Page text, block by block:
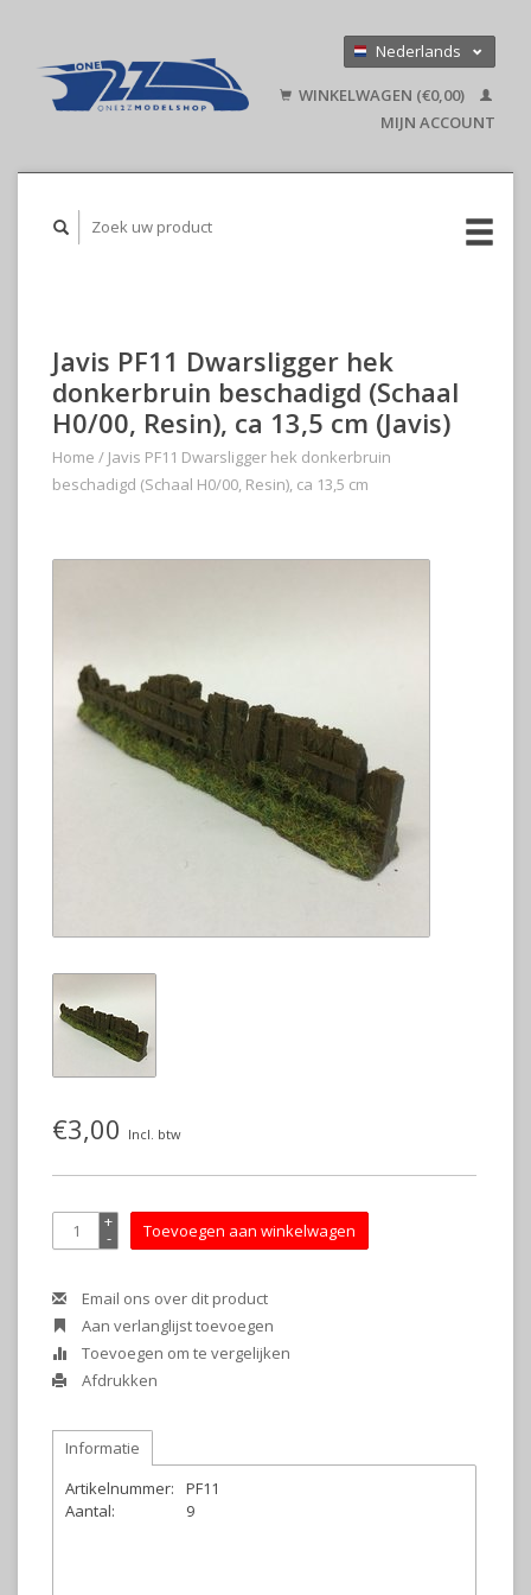
Nederlands
English
WINKELWAGEN (€0,00)
MIJN ACCOUNT
Javis PF11 Dwarsligger hek
donkerbruin beschadigd (Schaal
H0/00, Resin), ca 13,5 cm (Javis)
Home / Javis PF11 Dwarsligger hek donkerbruin
beschadigd (Schaal H0/00, Resin), ca 13,5 cm
€3,00 Incl. btw
+
- Toevoegen aan winkelwagen
Email ons over dit product
Aan verlanglijst toevoegen
Toevoegen om te vergelijken
Afdrukken
Informatie
Artikelnummer:
PF11
Aantal:
9